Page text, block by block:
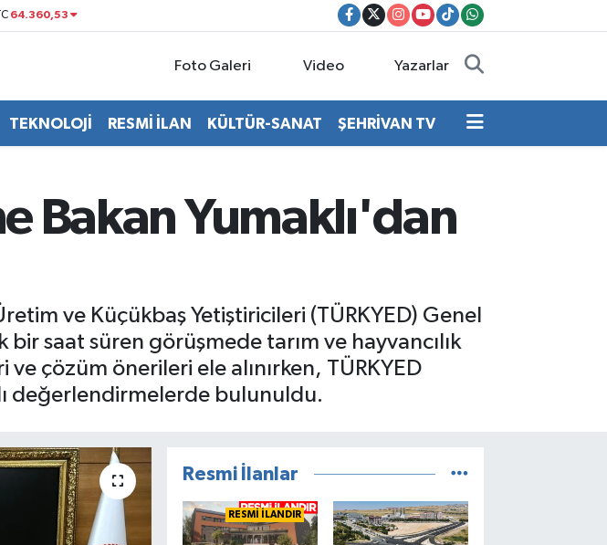
64.360,53
Foto Galeri Video Yazarlar
TEKNOLOJİ RESMİ İLAN KÜLTÜR-SANAT ŞEHRİVAN TV
Bakan Yumaklı'dan
ve Küçükbaş Yetiştiricileri (TÜRKYED) Genel
bir saat süren görüşmede tarım ve hayvancılık
çözüm önerileri ele alınırken, TÜRKYED
değerlendirmelerde bulunuldu.
Resmi İlanlar
RESMİ İLANDIR